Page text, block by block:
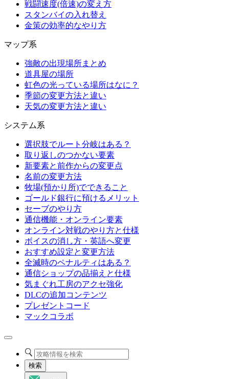
戦闘速度(倍速)の変え方
スタンバイの入れ替え
金策の効率的なやり方
マップ系
強敵の出現場所まとめ
道具屋の場所
虹色の光っている場所はなに？
季節の変更方法と違い
天気の変更方法と違い
システム系
選択肢でルート分岐はある？
取り返しのつかない要素
新要素と前作からの変更点
名前の変更方法
牧場(預かり所)でできること
ゴールド銀行に預けるメリット
セーブのやり方
通信機能・オンライン要素
オンライン対戦のやり方と仕様
ボイスの消し方・英語へ変更
おすすめ設定と変更方法
全滅時のペナルティはある？
通信ショップの品揃えと仕様
気まぐれ工房のアクセ強化
DLCの追加コンテンツ
プレゼントコード
マックコラボ
検索